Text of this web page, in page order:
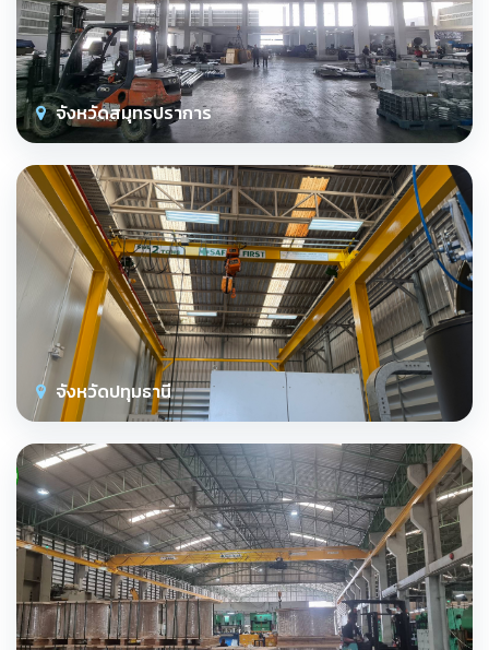
จังหวัดสมุทรปราการ
จังหวัดปทุมธานี